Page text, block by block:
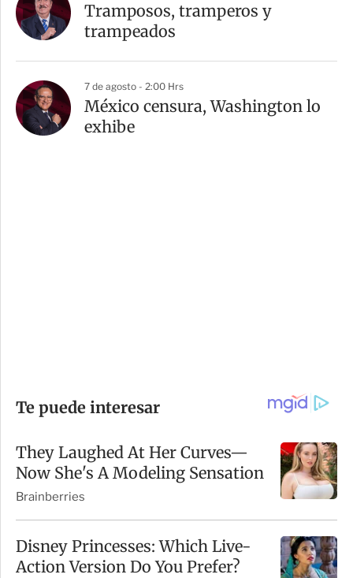
Tramposos, tramperos y
trampeados
7 de agosto - 2:00 Hrs
México censura, Washington lo
exhibe